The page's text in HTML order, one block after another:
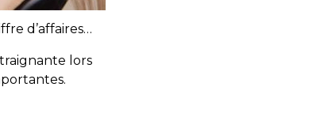
d’affaires…
lors